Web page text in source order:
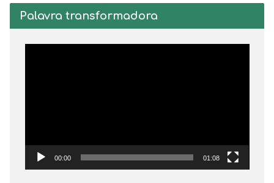
Palavra transformadora
00:00 01:08